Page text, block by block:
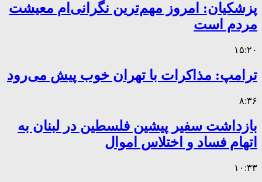
پزشکیان: امروز مهم‌ترین نگرانی‌ام معیشت
مردم است
۱۵:۲۰
ترامپ: مذاکرات با تهران خوب پیش می‌رود
۸:۳۶
بازداشت سفیر پیشین فلسطین در لبنان به
اتهام فساد و اختلاس اموال
۱۰:۳۳